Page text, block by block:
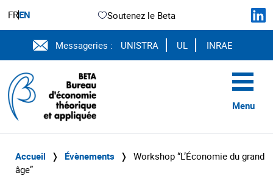
FREN Soutenez le Beta
Messageries : UNISTRA UL INRAE
Menu
Accueil ❭ Évènements ❭ Workshop “L’Économie du grand
âge”